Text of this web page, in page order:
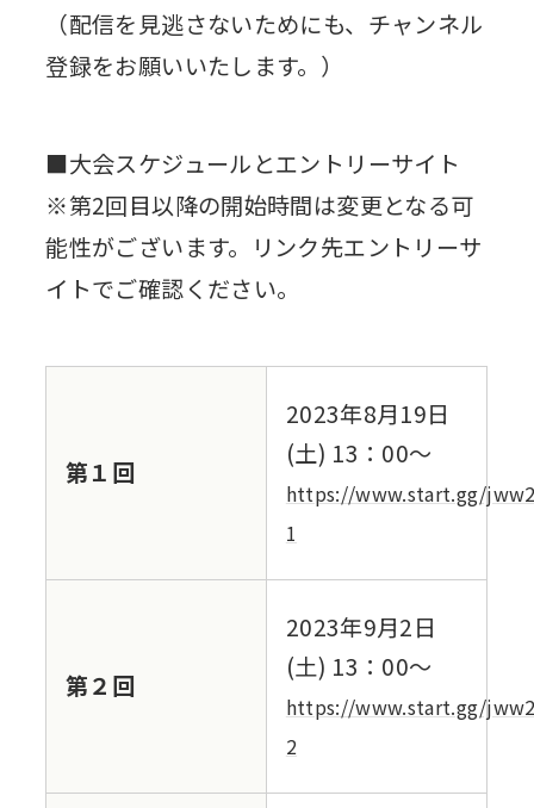
（配信を見逃さないためにも、チャンネル
登録をお願いいたします。）
■⼤会スケジュールとエントリーサイト
※第2回目以降の開始時間は変更となる可
能性がございます。リンク先エントリーサ
イトでご確認ください。
第１回
2023年8⽉19⽇
(土) 13：00～
https://www.start.gg/
1
第２回
2023年9⽉2⽇
(⼟) 13：00～
https://www.start.gg/
2